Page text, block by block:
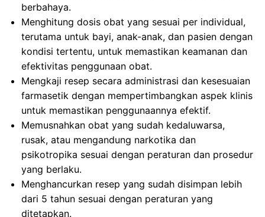
berbahaya.
Menghitung dosis obat yang sesuai per individual,
terutama untuk bayi, anak-anak, dan pasien dengan
kondisi tertentu, untuk memastikan keamanan dan
efektivitas penggunaan obat.
Mengkaji resep secara administrasi dan kesesuaian
farmasetik dengan mempertimbangkan aspek klinis
untuk memastikan penggunaannya efektif.
Memusnahkan obat yang sudah kedaluwarsa,
rusak, atau mengandung narkotika dan
psikotropika sesuai dengan peraturan dan prosedur
yang berlaku.
Menghancurkan resep yang sudah disimpan lebih
dari 5 tahun sesuai dengan peraturan yang
ditetapkan.